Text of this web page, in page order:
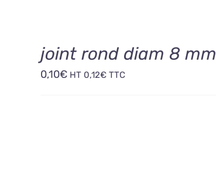
joint rond diam 8 mm
0,10€ HT 0,12€ TTC